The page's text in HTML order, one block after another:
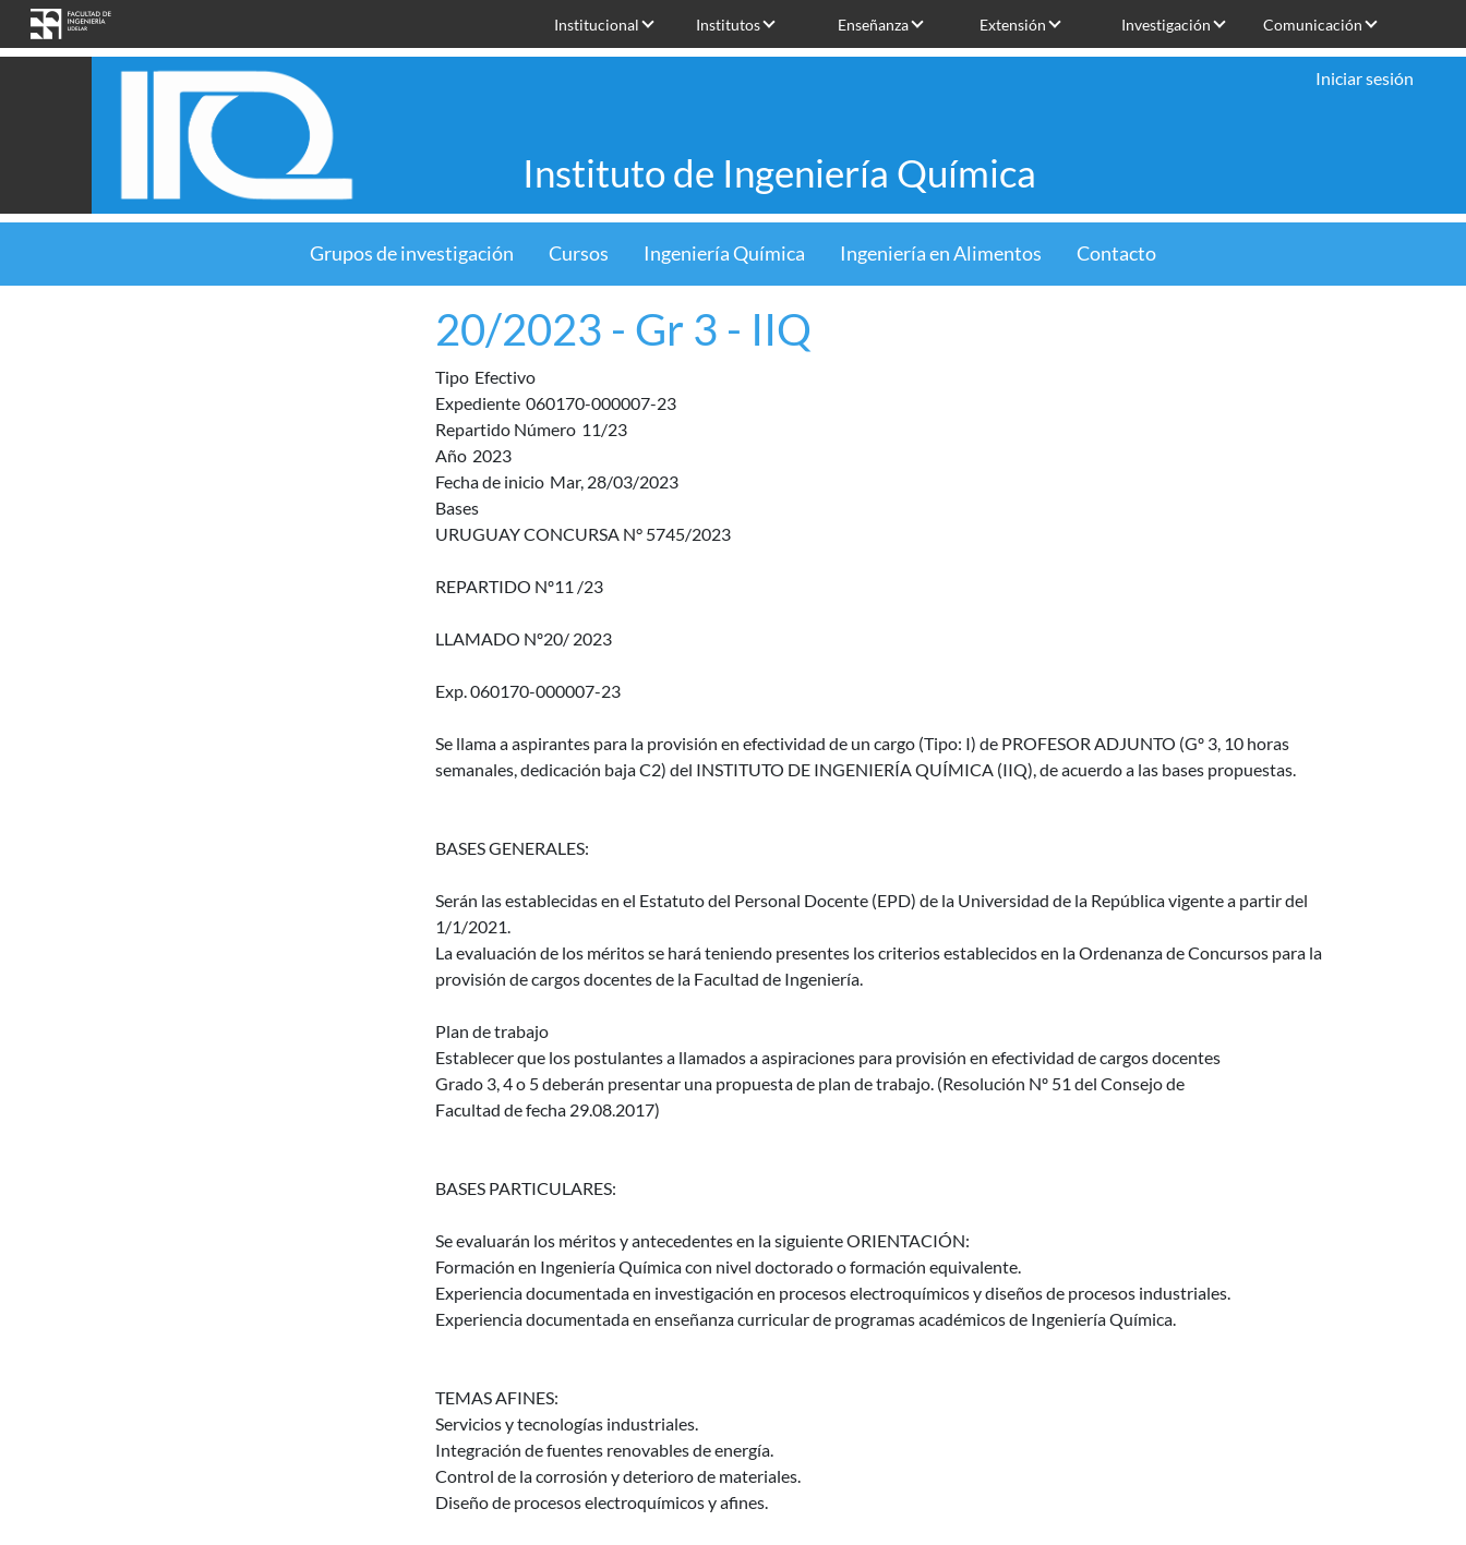
Pasar al contenido principal
Institucional Institutos Enseñanza Extensión Investigación Comunicación
Instituto de Ingeniería Química
Iniciar sesión
Grupos de investigación Cursos Ingeniería Química Ingeniería en Alimentos Contacto
20/2023 - Gr 3 - IIQ
Tipo Efectivo
Expediente 060170-000007-23
Repartido Número 11/23
Año 2023
Fecha de inicio Mar, 28/03/2023
Bases
URUGUAY CONCURSA N° 5745/2023
REPARTIDO Nº11 /23
LLAMADO Nº20/ 2023
Exp. 060170-000007-23
Se llama a aspirantes para la provisión en efectividad de un cargo (Tipo: I) de PROFESOR ADJUNTO (Gº 3, 10 horas
semanales, dedicación baja C2) del INSTITUTO DE INGENIERÍA QUÍMICA (IIQ), de acuerdo a las bases propuestas.
BASES GENERALES:
Serán las establecidas en el Estatuto del Personal Docente (EPD) de la Universidad de la República vigente a partir del
1/1/2021.
La evaluación de los méritos se hará teniendo presentes los criterios establecidos en la Ordenanza de Concursos para la
provisión de cargos docentes de la Facultad de Ingeniería.
Plan de trabajo
Establecer que los postulantes a llamados a aspiraciones para provisión en efectividad de cargos docentes
Grado 3, 4 o 5 deberán presentar una propuesta de plan de trabajo. (Resolución Nº 51 del Consejo de
Facultad de fecha 29.08.2017)
BASES PARTICULARES:
Se evaluarán los méritos y antecedentes en la siguiente ORIENTACIÓN:
Formación en Ingeniería Química con nivel doctorado o formación equivalente.
Experiencia documentada en investigación en procesos electroquímicos y diseños de procesos industriales.
Experiencia documentada en enseñanza curricular de programas académicos de Ingeniería Química.
TEMAS AFINES:
Servicios y tecnologías industriales.
Integración de fuentes renovables de energía.
Control de la corrosión y deterioro de materiales.
Diseño de procesos electroquímicos y afines.